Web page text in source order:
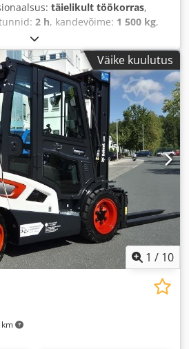
täielikult töökorras,
2 h, kandevõime: 1 500 kg,
, kütuse tüüp:
, kahvli pikkus:1 150 mm,
1 530 mm , veotüüp:
mm ,
Väike kuulutus
1 / 10